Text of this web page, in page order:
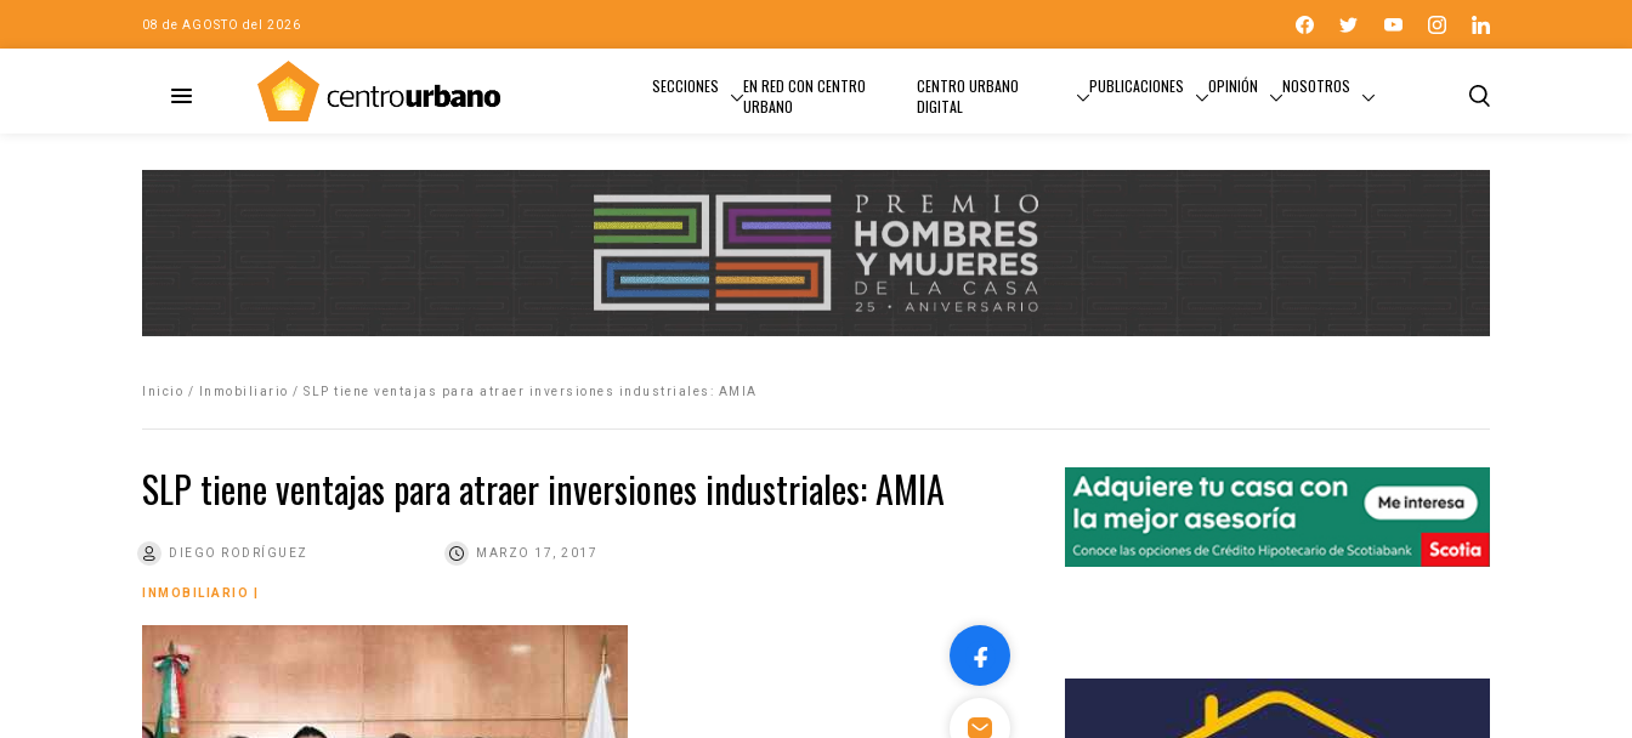
08 de AGOSTO del 2026
SECCIONES
EN RED CON CENTRO
URBANO
CENTRO URBANO
DIGITAL
PUBLICACIONES OPINIÓN NOSOTROS
Inicio / Inmobiliario / SLP tiene ventajas para atraer inversiones industriales: AMIA
SLP tiene ventajas para atraer inversiones industriales: AMIA
DIEGO RODRÍGUEZ MARZO 17, 2017
INMOBILIARIO